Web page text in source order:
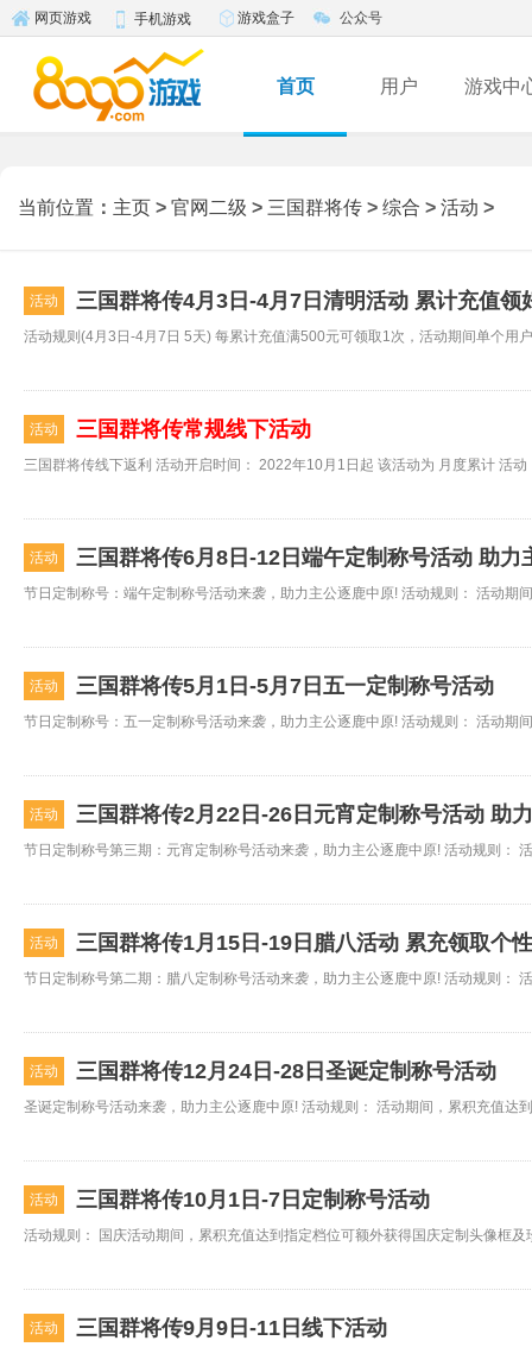
网页游戏 手机游戏 游戏盒子 公众号
首页 用户 游戏中
当前位置 ： 主页 > 官网二级 > 三国群将传 > 综合 > 活动 >
活动 三国群将传4月3日-4月7日清明活动 累计充值领
活动 三国群将传常规线下活动
活动 三国群将传6月8日-12日端午定制称号活动 助力
活动 三国群将传5月1日-5月7日五一定制称号活动
活动 三国群将传2月22日-26日元宵定制称号活动 助
活动 三国群将传1月15日-19日腊八活动 累充领取个
活动 三国群将传12月24日-28日圣诞定制称号活动
活动 三国群将传10月1日-7日定制称号活动
活动 三国群将传9月9日-11日线下活动